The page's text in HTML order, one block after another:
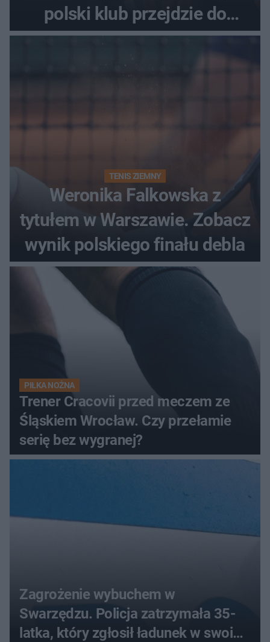
polski klub przejdzie do
historii
TENIS ZIEMNY
Weronika Falkowska z
tytułem w Warszawie. Zobacz
wynik polskiego finału debla
PIŁKA NOŻNA
Trener Cracovii przed meczem ze
Śląskiem Wrocław. Czy przełamie
serię bez wygranej?
Zagrożenie wybuchem w
Swarzędzu. Policja zatrzymała 35-
latka, który zgłosił ładunek w swoim